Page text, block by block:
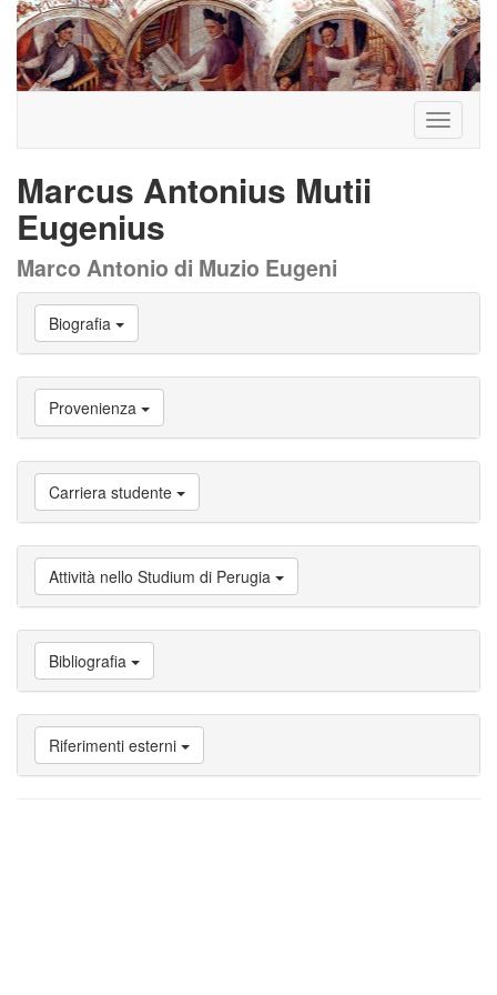
Toggle
Marcus Antonius Mutii
Eugenius
Marco Antonio di Muzio Eugeni
Vai
Biografia
Provenienza
Vai
a
Carriera
studente
Vai
a
Attività
nello
Studium
di
Perugia
Vai
Bibliografia
Biografia
Provenienza
Carriera studente
Attività nello Studium di Perugia
Bibliografia
Riferimenti esterni